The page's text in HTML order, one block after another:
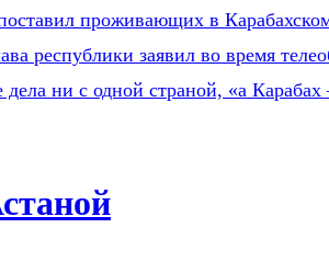
проживающих в
республики заявил во время
дела ни с одной страной, «а